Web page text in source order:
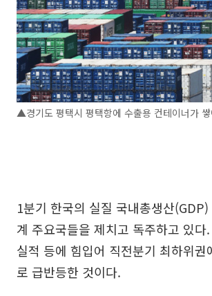
▲경기도 평택시 평택항에 수출용 컨테이너가
1분기 한국의 실질 국내총생산
계 주요국들을 제치고 독주하고 있다
실적 등에 힘입어 직전분기 최하위권
로 급반등한 것이다.